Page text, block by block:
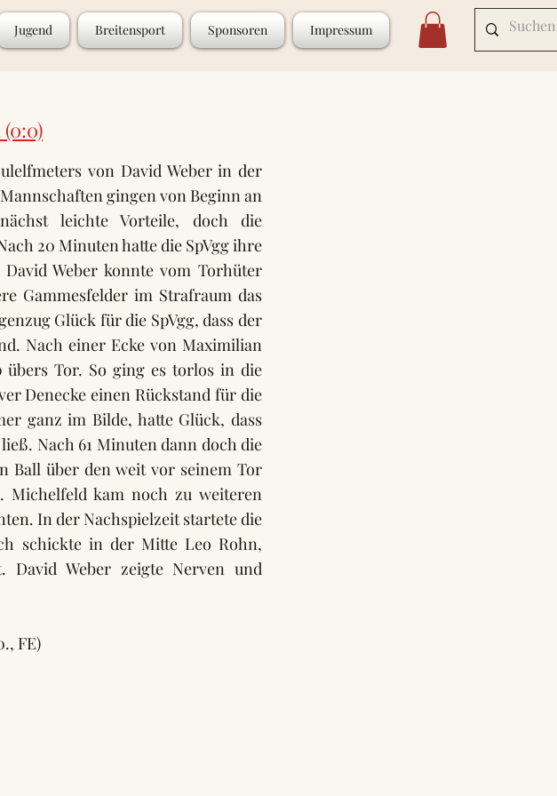
Jugend Breitensport Sponsoren Impressum
von David Weber in der
gingen von Beginn an
leichte Vorteile, doch die
20 Minuten hatte die SpVgg ihre
Weber konnte vom Torhüter
Gammesfelder im Strafraum das
Glück für die SpVgg, dass der
Nach einer Ecke von Maximilian
Tor. So ging es torlos in die
Denecke einen Rückstand für die
ganz im Bilde, hatte Glück, dass
Nach 61 Minuten dann doch die
Ball über den weit vor seinem Tor
Michelfeld kam noch zu weiteren
In der Nachspielzeit startete die
schickte in der Mitte Leo Rohn,
Weber zeigte Nerven und
FE)